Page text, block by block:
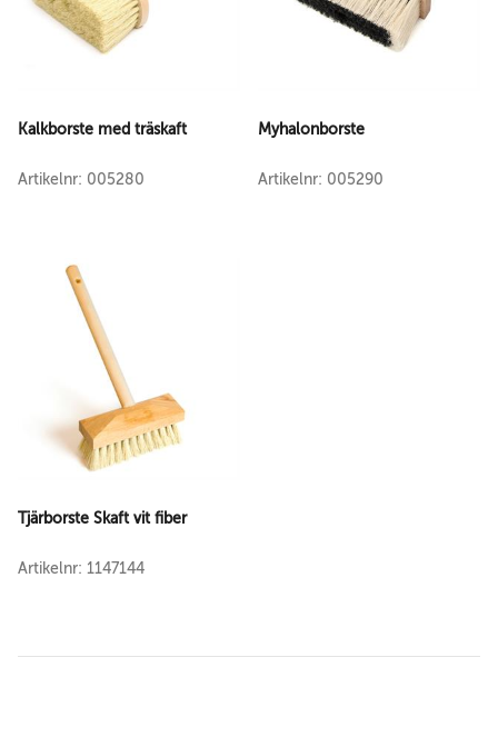
Kalkborste med träskaft
Artikelnr: 005280
Myhalonborste
Artikelnr: 005290
Tjärborste Skaft vit fiber
Artikelnr: 1147144